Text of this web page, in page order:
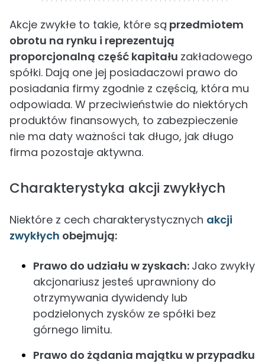
Akcje zwykłe to takie, które są przedmiotem
obrotu na rynku i reprezentują
proporcjonalną część kapitału zakładowego
spółki. Dają one jej posiadaczowi prawo do
posiadania firmy zgodnie z częścią, która mu
odpowiada. W przeciwieństwie do niektórych
produktów finansowych, to zabezpieczenie
nie ma daty ważności tak długo, jak długo
firma pozostaje aktywna.
Charakterystyka akcji zwykłych
Niektóre z cech charakterystycznych akcji
zwykłych obejmują:
Prawo do udziału w zyskach: Jako zwykły
akcjonariusz jesteś uprawniony do
otrzymywania dywidendy lub
podzielonych zysków ze spółki bez
górnego limitu.
Prawo do żądania majątku w przypadku